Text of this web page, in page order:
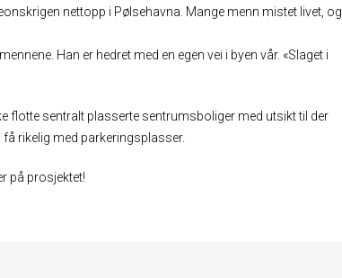
nettopp i Pølsehavna. Mange menn mistet livet, og
Han er hedret med en egen vei i byen vår. «Slaget i
flotte sentralt plasserte sentrumsboliger med utsikt til der
rikelig med parkeringsplasser.
på prosjektet!